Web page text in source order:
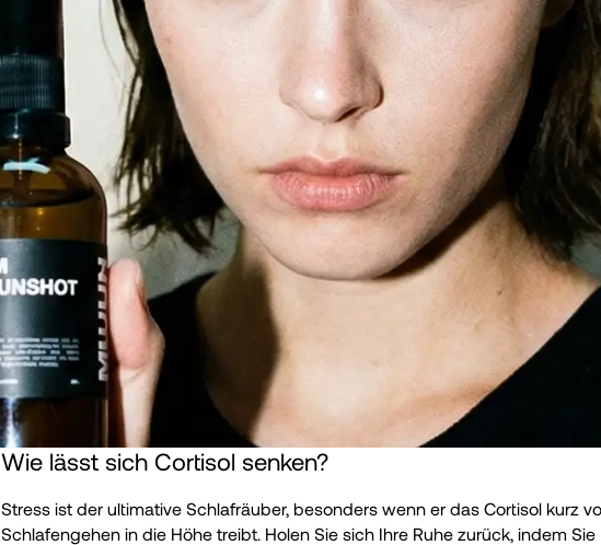
Wie lässt sich Cortisol senken?
Stress ist der ultimative Schlafräuber, besonders wenn er das Cortisol kurz
Schlafengehen in die Höhe treibt. Holen Sie sich Ihre Ruhe zurück, indem Sie